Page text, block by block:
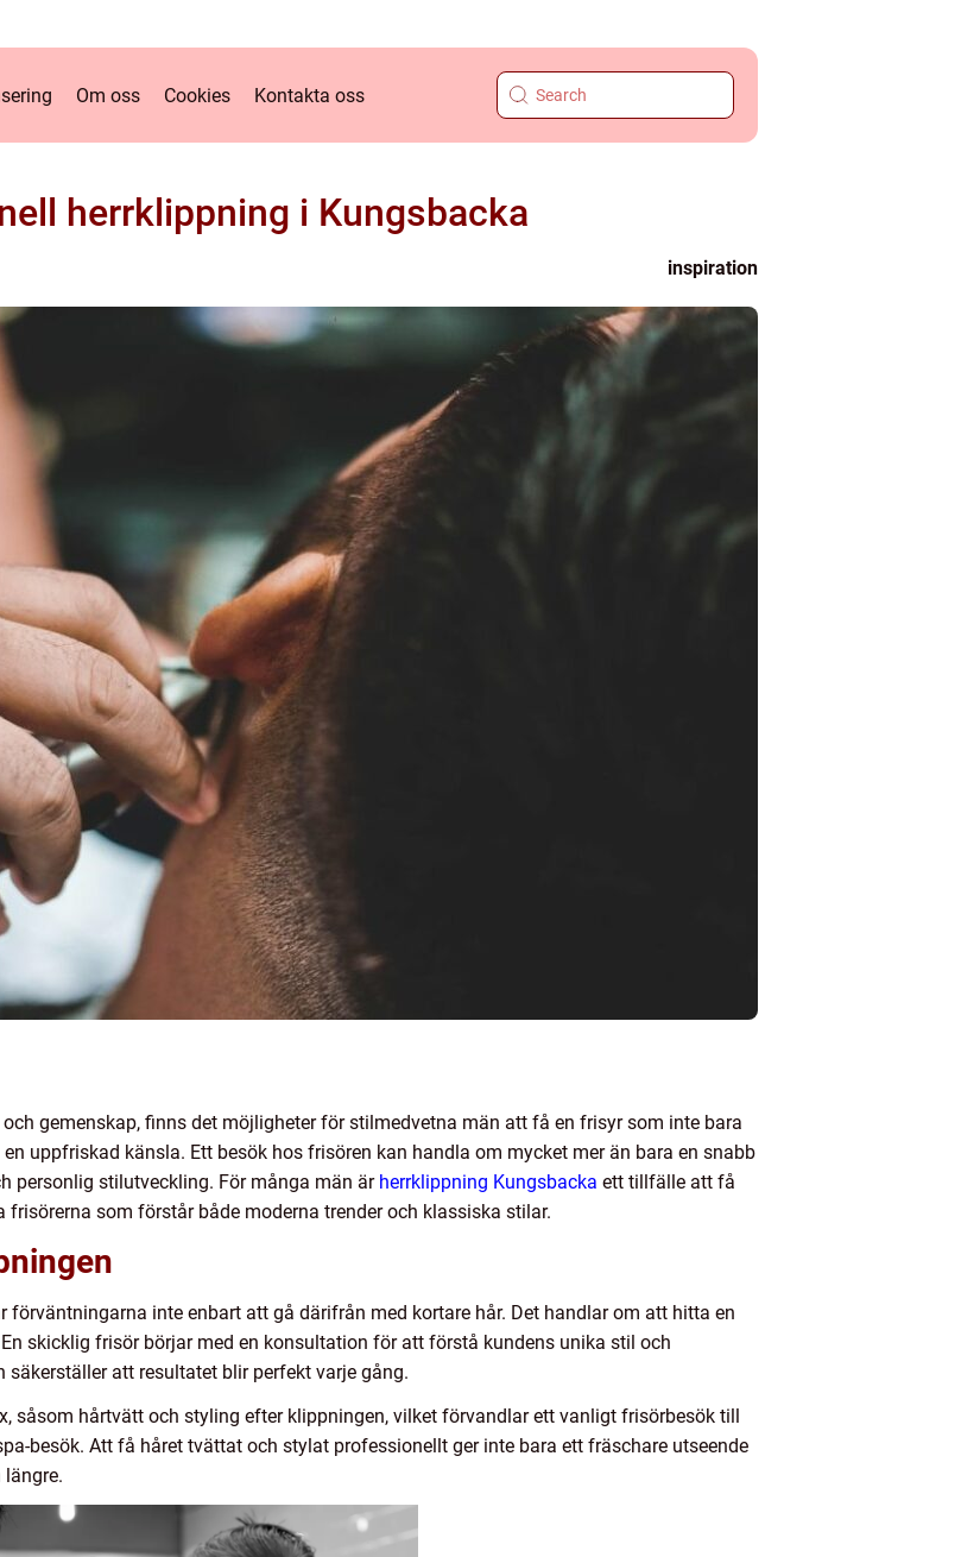
Om oss Cookies Kontakta oss
herrklippning i Kungsbacka
inspiration
gemenskap, finns det möjligheter för stilmedvetna män att få en frisyr som inte bara
uppfriskad känsla. Ett besök hos frisören kan handla om mycket mer än bara en snabb
personlig stilutveckling. För många män är herrklippning Kungsbacka ett tillfälle att få
som förstår både moderna trender och klassiska stilar.
förväntningarna inte enbart att gå därifrån med kortare hår. Det handlar om att hitta en
skicklig frisör börjar med en konsultation för att förstå kundens unika stil och
att resultatet blir perfekt varje gång.
såsom hårtvätt och styling efter klippningen, vilket förvandlar ett vanligt frisörbesök till
besök. Att få håret tvättat och stylat professionellt ger inte bara ett fräschare utseende